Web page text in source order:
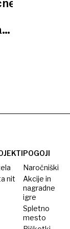
nit
POGOJI
Naročniški
Akcije in
nagradne
igre
Spletno
mesto